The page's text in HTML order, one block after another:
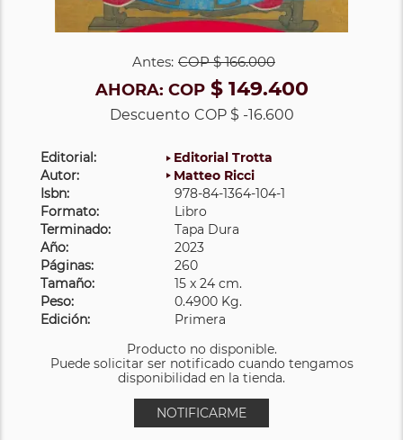
Antes: COP$ 166.000
AHORA: COP$ 149.400
Descuento COP $ -16.600
Editorial:
Editorial Trotta
Autor:
Matteo Ricci
Isbn:
978-84-1364-104-1
Formato:
Libro
Terminado:
Tapa Dura
Año:
2023
Páginas:
260
Tamaño:
15 x 24 cm.
Peso:
0.4900 Kg.
Edición:
Primera
Producto no disponible.
Puede solicitar ser notificado cuando tengamos
disponibilidad en la tienda.
NOTIFICARME